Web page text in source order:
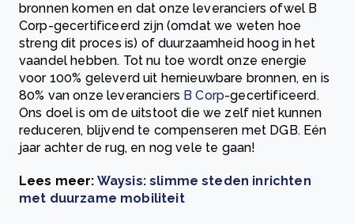
bronnen komen en dat onze leveranciers ofwel B
Corp-gecertificeerd zijn (omdat we weten hoe
streng dit proces is) of duurzaamheid hoog in het
vaandel hebben. Tot nu toe wordt onze energie
voor 100% geleverd uit hernieuwbare bronnen, en is
80% van onze leveranciers B Corp-gecertificeerd.
Ons doel is om de uitstoot die we zelf niet kunnen
reduceren, blijvend te compenseren met DGB. Eén
jaar achter de rug, en nog vele te gaan!
Lees meer: Waysis: slimme steden inrichten
met duurzame mobiliteit